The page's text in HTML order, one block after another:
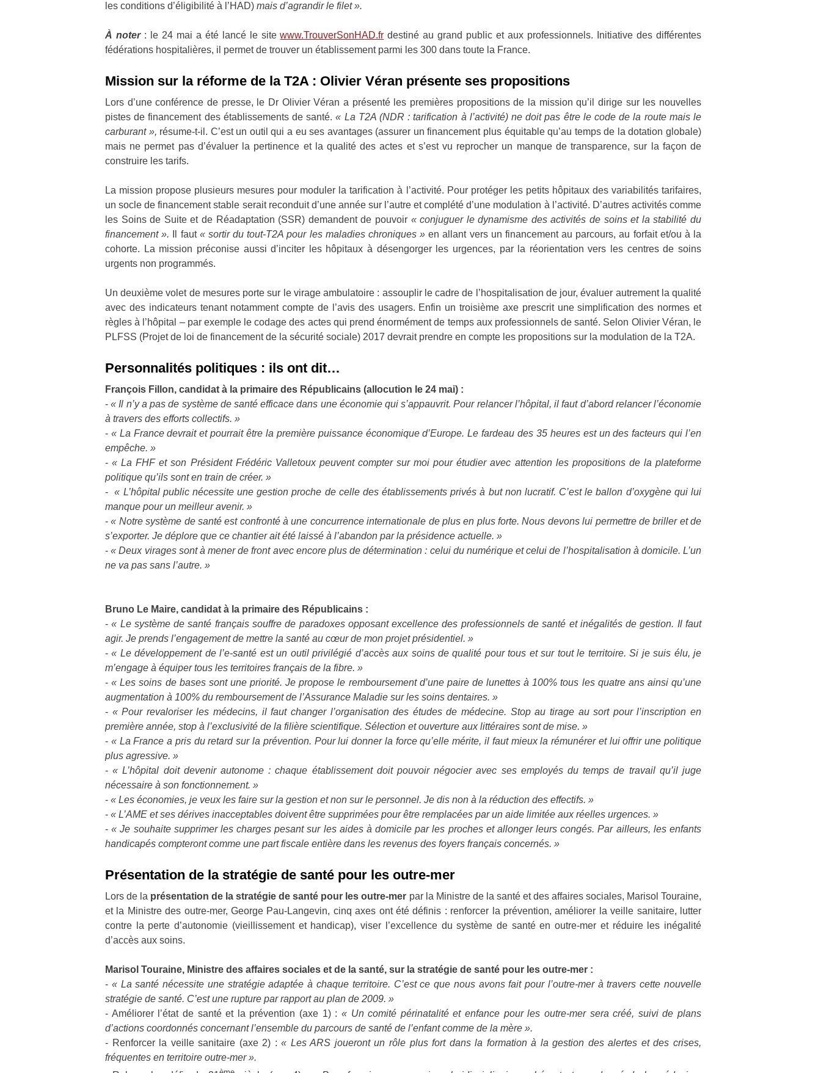
les conditions d’éligibilité à l’HAD) mais d’agrandir le filet ».
À noter: le 24 mai a été lancé le sitewww.TrouverSonHAD.fr destiné au grand public et aux professionnels. Initiative des différentes
fédérations hospitalières, il permet de trouver un établissement parmi les 300 dans toute la France.
Mission sur la réforme de la T2A : Olivier Véran présente ses propositions
Lors d’une conférence de presse, le Dr Olivier Véran a présenté les premières propositions de la mission qu’il dirige sur les nouvelles
pistes de financement des établissements de santé. « La T2A (NDR : tarification à l’activité) ne doit pas être le code de la route mais le
carburant », résume-t-il. C’est un outil qui a eu ses avantages (assurer un financement plus équitable qu’au temps de la dotation globale)
mais ne permet pas d’évaluer la pertinence et la qualité des actes et s’est vu reprocher un manque de transparence, sur la façon de
construire les tarifs.
La mission propose plusieurs mesures pour moduler la tarification à l’activité. Pour protéger les petits hôpitaux des variabilités tarifaires,
un socle de financement stable serait reconduit d’une année sur l’autre et complété d’une modulation à l’activité. D’autres activités comme
les Soins de Suite et de Réadaptation (SSR) demandent de pouvoir « conjuguer le dynamisme des activités de soins et la stabilité du
financement ».
Il faut« sortir du tout-T2A pour les maladies chroniques »en allant vers un financement au parcours, au forfait et/ou à la
cohorte. La mission préconise aussi d’inciter les hôpitaux à désengorger les urgences, par la réorientation vers les centres de soins
urgents non programmés.
Un deuxième volet de mesures porte sur le virage ambulatoire : assouplir le cadre de l’hospitalisation de jour, évaluer autrement la qualité
avec des indicateurs tenant notamment compte de l’avis des usagers. Enfin un troisième axe prescrit une simplification des normes et
règles à l’hôpital – par exemple le codage des actes qui prend énormément de temps aux professionnels de santé. Selon Olivier Véran, le
PLFSS (Projet de loi de financement de la sécurité sociale) 2017 devrait prendre en compte les propositions sur la modulation de la T2A.
Personnalités politiques : ils ont dit…
François Fillon, candidat à la primaire des Républicains (allocution le 24 mai) :
-« Il n’y a pas de système de santé efficace dans une économie qui s’appauvrit. Pour relancer l’hôpital, il faut d’abord relancer l’économie
à travers des efforts collectifs. »
- « La France devrait et pourrait être la première puissance économique d’Europe. Le fardeau des 35 heures est un des facteurs qui l’en
empêche. »
-« La FHF et son Président Frédéric Valletoux peuvent compter sur moi pour étudier avec attention les propositions de la plateforme
politique qu’ils sont en train de créer. »
- « L’hôpital public nécessite une gestion proche de celle des établissements privés à but non lucratif. C’est le ballon d’oxygène qui lui
manque pour un meilleur avenir. »
-« Notre système de santé est confronté à une concurrence internationale de plus en plus forte. Nous devons lui permettre de briller et de
s’exporter. Je déplore que ce chantier ait été laissé à l’abandon par la présidence actuelle. »
-« Deux virages sont à mener de front avec encore plus de détermination : celui du numérique et celui de l’hospitalisation à domicile. L’un
ne va pas sans l’autre. »
Bruno Le Maire, candidat à la primaire des Républicains :
-« Le système de santé français souffre de paradoxes opposant excellence des professionnels de santé et inégalités de gestion. Il faut
agir. Je prends l’engagement de mettre la santé au cœur de mon projet présidentiel. »
-« Le développement de l’e-santé est un outil privilégié d’accès aux soins de qualité pour tous et sur tout le territoire. Si je suis élu, je
m’engage à équiper tous les territoires français de la fibre. »
-« Les soins de bases sont une priorité. Je propose le remboursement d’une paire de lunettes à 100% tous les quatre ans ainsi qu’une
augmentation à 100% du remboursement de l’Assurance Maladie sur les soins dentaires. »
- « Pour revaloriser les médecins, il faut changer l’organisation des études de médecine. Stop au tirage au sort pour l’inscription en
première année, stop à l’exclusivité de la filière scientifique. Sélection et ouverture aux littéraires sont de mise. »
- « La France a pris du retard sur la prévention. Pour lui donner la force qu’elle mérite, il faut mieux la rémunérer et lui offrir une politique
plus agressive. »
-« L’hôpital doit devenir autonome : chaque établissement doit pouvoir négocier avec ses employés du temps de travail qu’il juge
nécessaire à son fonctionnement. »
- « Les économies, je veux les faire sur la gestion et non sur le personnel. Je dis non à la réduction des effectifs. »
- « L’AME et ses dérives inacceptables doivent être supprimées pour être remplacées par un aide limitée aux réelles urgences. »
-« Je souhaite supprimer les charges pesant sur les aides à domicile par les proches et allonger leurs congés. Par ailleurs, les enfants
handicapés compteront comme une part fiscale entière dans les revenus des foyers français concernés. »
Présentation de la stratégie de santé pour les outre-mer
Lors de la présentation de la stratégie de santé pour les outre-mer par la Ministre de la santé et des affaires sociales, Marisol Touraine,
et la Ministre des outre-mer, George Pau-Langevin, cinq axes ont été définis : renforcer la prévention, améliorer la veille sanitaire, lutter
contre la perte d’autonomie (vieillissement et handicap), viser l’excellence du système de santé en outre-mer et réduire les inégalité
d’accès aux soins.
Marisol Touraine, Ministre des affaires sociales et de la santé, sur la stratégie de santé pour les outre-mer :
- « La santé nécessite une stratégie adaptée à chaque territoire. C’est ce que nous avons fait pour l’outre-mer à travers cette nouvelle
stratégie de santé. C’est une rupture par rapport au plan de 2009. »
- Améliorer l’état de santé et la prévention (axe 1) : « Un comité périnatalité et enfance pour les outre-mer sera créé, suivi de plans
d’actions coordonnés concernant l’ensemble du parcours de santé de l’enfant comme de la mère ».
- Renforcer la veille sanitaire (axe 2) : « Les ARS joueront un rôle plus fort dans la formation à la gestion des alertes et des crises,
fréquentes en territoire outre-mer ».